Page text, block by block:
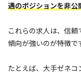
遇のポジションを非公
これらの求人は、信
傾向が強いのが特徴で
たとえば、大手ゼネ